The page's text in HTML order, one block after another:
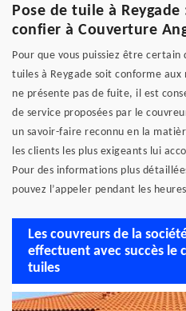
Pose de tuile à
confier à Couverture
Pour que vous puissiez être certain
tuiles à Reygade soit conforme
ne présente pas de fuite, il est
de service proposées par le
un savoir-faire reconnu en la
les clients les plus exigeants lui
Pour des informations plus
pouvez l’appeler pendant les
Les couvreurs de la
effectuent avec succès le
tuiles